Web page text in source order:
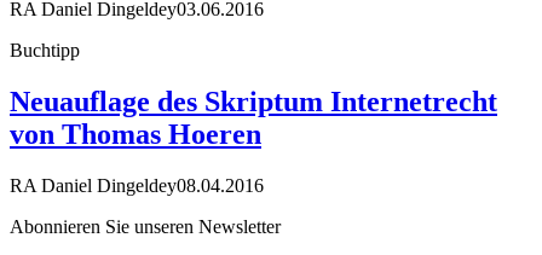
RA Daniel Dingeldey03.06.2016
Buchtipp
Neuauflage des Skriptum Internetrecht
von Thomas Hoeren
RA Daniel Dingeldey08.04.2016
Abonnieren Sie unseren Newsletter